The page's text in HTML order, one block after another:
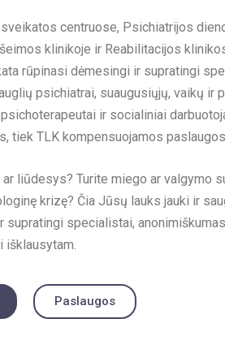
centruose, Psichiatrijos
klinikoje ir Reabilitacijos
rūpinasi dėmesingi ir supratingi
psichiatrai, suaugusiųjų, vaikų ir
ir socialiniai
tiek TLK kompensuojamos paslaugos.
ar liūdesys? Turite miego ar valgymo
krizę? Čia Jūsų lauks jauki ir
supratingi specialistai,
Paslaugos